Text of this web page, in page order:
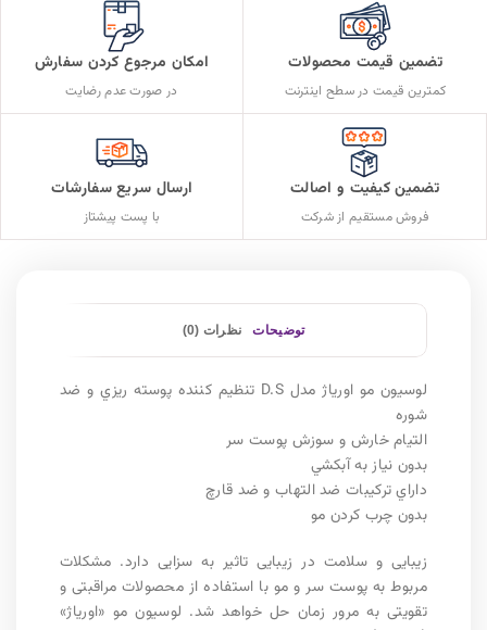
تضمین قیمت محصولات
کمترین قیمت در سطح اینترنت
امکان مرجوع کردن سفارش
در صورت عدم رضایت
تضمین کیفیت و اصالت
فروش مستقیم از شرکت
ارسال سریع سفارشات
با پست پیشتاز
توضیحات نظرات (0)
لوسیون مو اوریاژ مدل D.S تنظيم کننده پوسته ريزي و ضد
شوره
التيام خارش و سوزش پوست سر
بدون نياز به آبکشي
داراي ترکيبات ضد التهاب و ضد قارچ
بدون چرب کردن مو
زیبایی و سلامت در زیبایی تاثیر به سزایی دارد. مشکلات
مربوط به پوست سر و مو با استفاده از محصولات مراقبتی و
تقویتی به مرور زمان حل خواهد شد. لوسیون مو «اوریاژ»